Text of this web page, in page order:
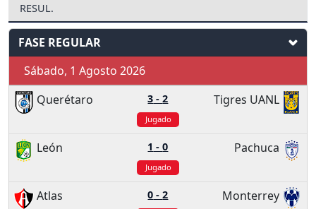
RESUL.
FASE REGULAR
Sábado, 1 Agosto 2026
Querétaro
3 -2 Tigres UANL
Jugado
León 1 -0 Pachuca
Jugado
Atlas 0 -2 Monterrey